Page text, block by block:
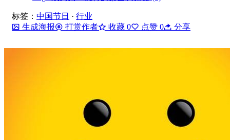
标签： 中国节日 · 行业
生成海报
打赏作者 收藏 0 点赞 0 分享